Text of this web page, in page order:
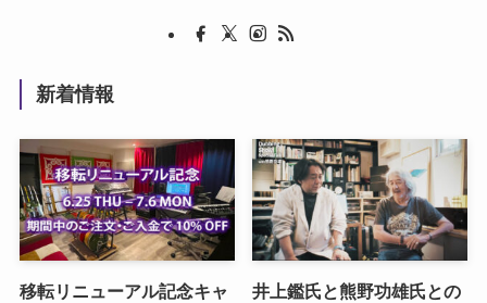
新着情報
移転リニューアル記念キャ 井上鑑氏と熊野功雄氏との